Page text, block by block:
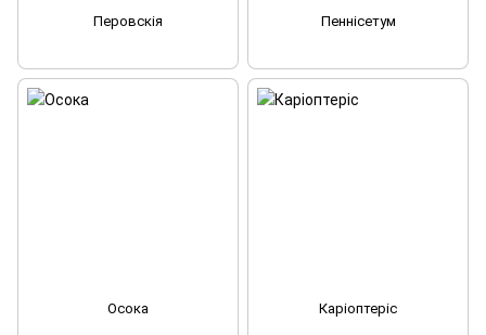
Перовскія Пеннісетум
Осока Каріоптеріс